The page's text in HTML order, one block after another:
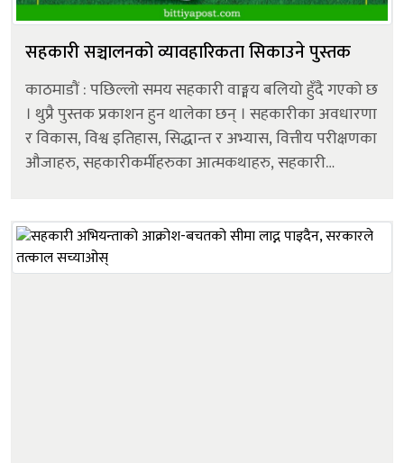
सहकारी सञ्चालनको व्यावहारिकता सिकाउने पुस्तक
काठमाडौं : पछिल्लो समय सहकारी वाङ्मय बलियो हुँदै गएको छ
। थुप्रै पुस्तक प्रकाशन हुन थालेका छन् । सहकारीका अवधारणा
र विकास, विश्व इतिहास, सिद्धान्त र अभ्यास, वित्तीय परीक्षणका
औजाहरु, सहकारीकर्मीहरुका आत्मकथाहरु, सहकारी